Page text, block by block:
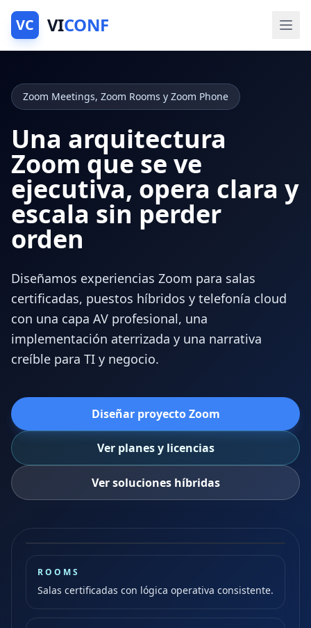
VC VICONF
Zoom Meetings, Zoom Rooms y Zoom Phone
Una arquitectura
Zoom que se ve
ejecutiva, opera clara y
escala sin perder
orden
Diseñamos experiencias Zoom para salas
certificadas, puestos híbridos y telefonía cloud
con una capa AV profesional, una
implementación aterrizada y una narrativa
creíble para TI y negocio.
Diseñar proyecto Zoom
Ver planes y licencias
Ver soluciones híbridas
Reuniones, salas, voz e integración AV
ROOMS
Salas certificadas con lógica operativa consistente.